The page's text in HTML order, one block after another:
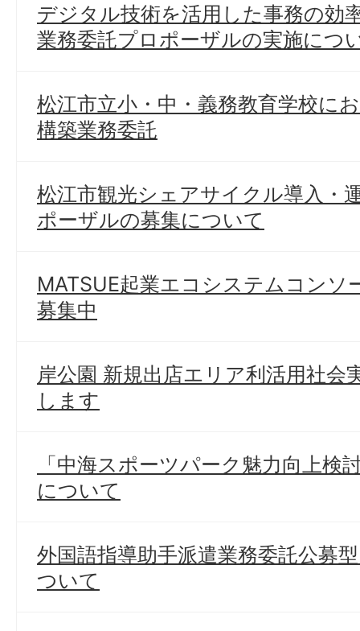
デジタル技術を活用した事務の効
業務委託プロポーザルの実施につ
松江市立小・中・義務教育学校に
構築業務委託
松江市観光シェアサイクル導入・
ポーザルの募集について
MATSUE起業エコシステムコンソ
募集中
岸公園 新規出店エリア利活用社会
します
「中海スポーツパーク魅力向上検
について
外国語指導助手派遣業務委託公募
ついて